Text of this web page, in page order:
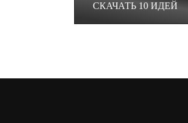
СКАЧАТЬ 10 ИДЕЙ